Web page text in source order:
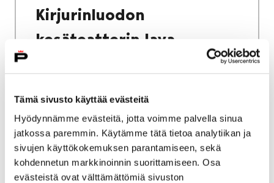
Tämä sivusto käyttää evästeitä
Hyödynnämme evästeitä, jotta voimme palvella sinua
jatkossa paremmin. Käytämme tätä tietoa analytiikan ja
sivujen käyttökokemuksen parantamiseen, sekä
kohdennetun markkinoinnin suorittamiseen. Osa
evästeistä ovat välttämättömiä sivuston
Kirjurinluodon
kesäteatterin lava
Etusivu
Kasvatus ja koulutus
Palmgren-konservatorio
Keikkamyynti, tilavuokraus, kirjasto
Musiikkikirjasto ja soitinlainaamo